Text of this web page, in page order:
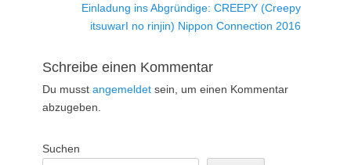
NächsterEinladung ins Abgründige: CREEPY (Creepy
itsuwarI no rinjin) Nippon Connection 2016
Schreibe einen Kommentar
Du musst angemeldet sein, um einen Kommentar
abzugeben.
Suchen